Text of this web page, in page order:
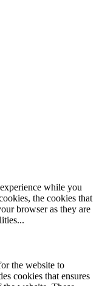
while you
the cookies that
browser as they are
...
the website to
cookies that ensures